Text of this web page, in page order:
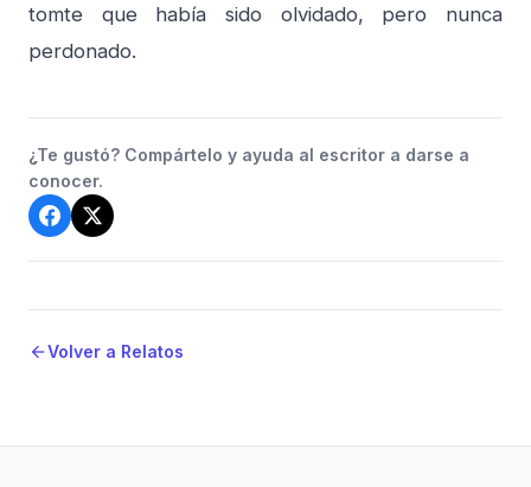
tomte que había sido olvidado, pero nunca
perdonado.
¿Te gustó? Compártelo y ayuda al escritor a darse a
conocer.
arrow_backVolver a Relatos